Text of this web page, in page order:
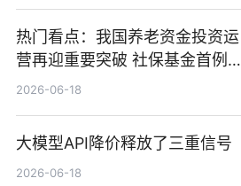
热门看点：我国养老资金投资运
营再迎重要突破 社保基金首例期
货账户完成开立
2026-06-18
大模型API降价释放了三重信号
2026-06-18